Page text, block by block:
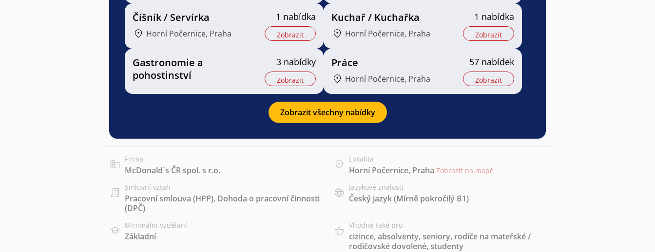
Číšník / Servírka
Horní Počernice, Praha
1 nabídka
Zobrazit
Kuchař / Kuchařka
Horní Počernice, Praha
1 nabídka
Zobrazit
Gastronomie a
pohostinství
3 nabídky
Zobrazit
Práce
Horní Počernice, Praha
57 nabídek
Zobrazit
Zobrazit všechny nabídky
Firma
McDonald`s ČR spol. s r.o.
Lokalita
Horní Počernice, Praha Zobrazit na mapě
Smluvní vztah
Pracovní smlouva (HPP), Dohoda o pracovní činnosti
(DPČ)
Jazykové znalosti
Český jazyk(Mírně pokročilý B1)
Minimální vzdělání
Základní
Vhodné také pro
cizince, absolventy, seniory, rodiče na mateřské /
rodičovské dovolené, studenty